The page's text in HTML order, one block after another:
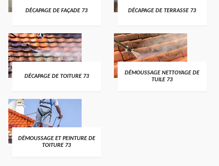
DÉCAPAGE DE FAÇADE 73 DÉCAPAGE DE TERRASSE 73
DÉCAPAGE DE TOITURE 73
DÉMOUSSAGE NETTOYAGE DE
TUILE 73
DÉMOUSSAGE ET PEINTURE DE
TOITURE 73